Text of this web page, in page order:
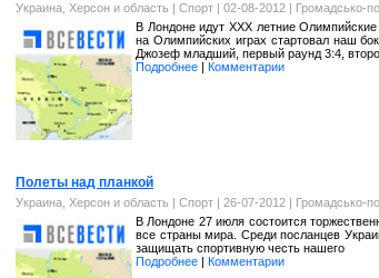
Украина, Херсон и область | Спорт | 02-08-2012 | Громадсько-
В Лондоне идут XXX летние
на Олимпийских играх стартовал наш
Джозеф младший, первый раунд 3:4, второ
Подробнее | Комментарии
Полеты над планкой
Украина, Херсон и область | Спорт | 26-07-2012 | Громадсько-
В Лондоне 27 июля состоится
все страны мира. Среди посланцев
защищать спортивную честь нашего
Подробнее | Комментарии